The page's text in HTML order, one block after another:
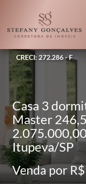
CRECI: 272.286 - F
Casa 3
Master
Itupeva/SP
Venda por